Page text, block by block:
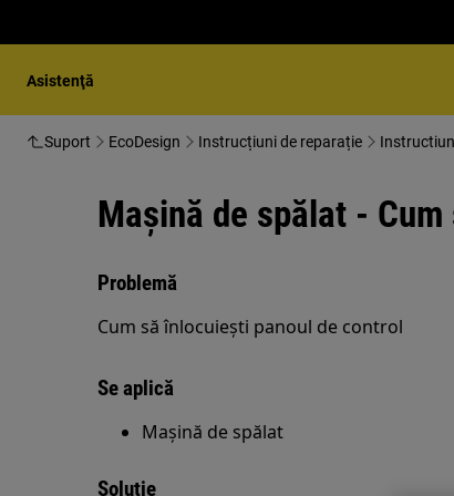
Asistenţă
Suport EcoDesign Instrucțiuni de reparație
Mașină de spălat -
Problemă
Cum să înlocuiești panoul de control
Se aplică
Mașină de spălat
Soluție